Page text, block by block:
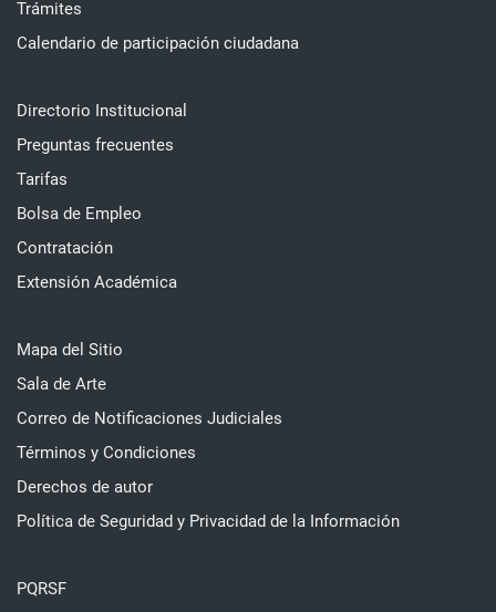
Trámites
Calendario de participación ciudadana
Directorio Institucional
Preguntas frecuentes
Tarifas
Bolsa de Empleo
Contratación
Extensión Académica
Mapa del Sitio
Sala de Arte
Correo de Notificaciones Judiciales
Términos y Condiciones
Derechos de autor
Política de Seguridad y Privacidad de la Información
PQRSF